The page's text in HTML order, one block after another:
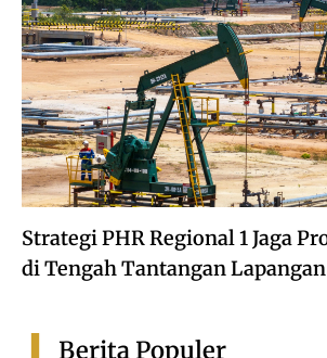
Strategi PHR Regional 1 Jaga
di Tengah Tantangan
Berita Populer